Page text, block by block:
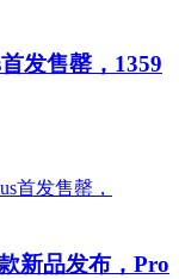
发售罄，1359
新品发布，Pro